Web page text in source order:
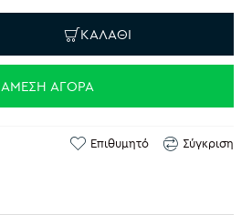
ΚΑΛΆΘΙ
ΆΜΕΣΗ ΑΓΟΡΆ
Επιθυμητό Σύγκριση